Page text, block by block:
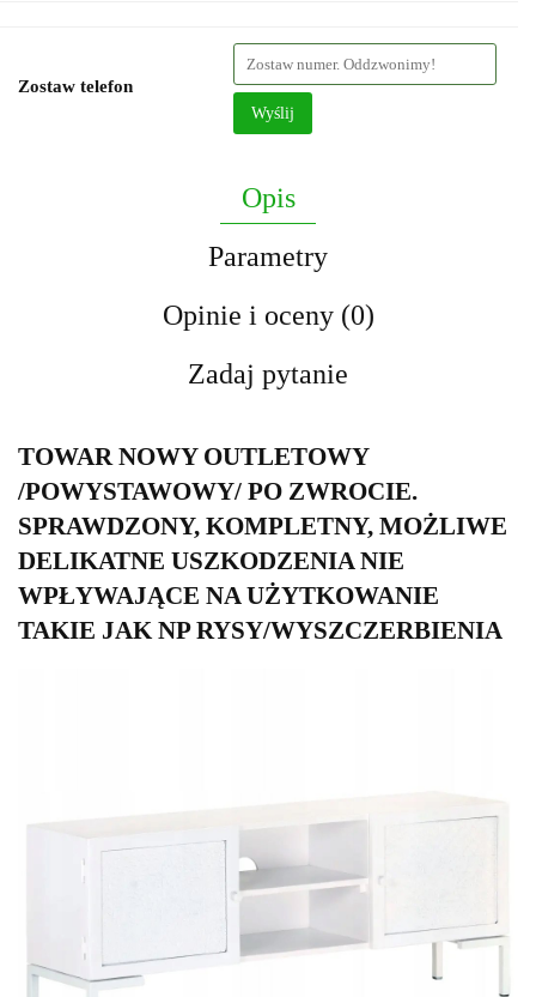
Zostaw telefon
Wyślij
Opis
Parametry
Opinie i oceny (0)
Zadaj pytanie
TOWAR NOWY OUTLETOWY
/POWYSTAWOWY/ PO ZWROCIE.
SPRAWDZONY, KOMPLETNY, MOŻLIWE
DELIKATNE USZKODZENIA NIE
WPŁYWAJĄCE NA UŻYTKOWANIE
TAKIE JAK NP RYSY/WYSZCZERBIENIA